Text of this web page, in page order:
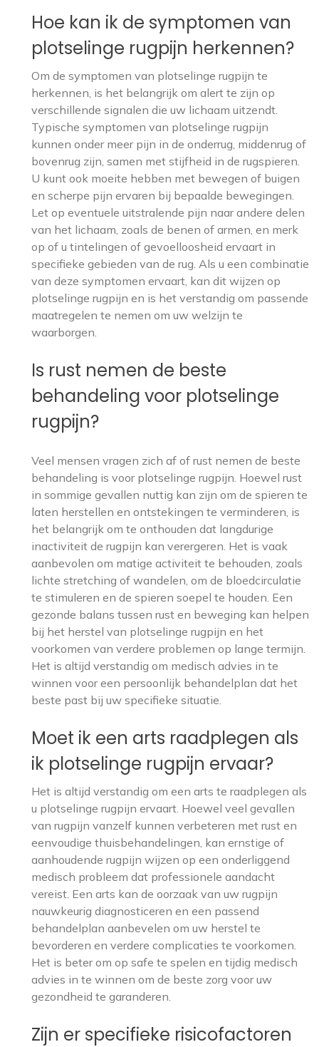
Hoe kan ik de symptomen van
plotselinge rugpijn herkennen?
Om de symptomen van plotselinge rugpijn te
herkennen, is het belangrijk om alert te zijn op
verschillende signalen die uw lichaam uitzendt.
Typische symptomen van plotselinge rugpijn
kunnen onder meer pijn in de onderrug, middenrug of
bovenrug zijn, samen met stijfheid in de rugspieren.
U kunt ook moeite hebben met bewegen of buigen
en scherpe pijn ervaren bij bepaalde bewegingen.
Let op eventuele uitstralende pijn naar andere delen
van het lichaam, zoals de benen of armen, en merk
op of u tintelingen of gevoelloosheid ervaart in
specifieke gebieden van de rug. Als u een combinatie
van deze symptomen ervaart, kan dit wijzen op
plotselinge rugpijn en is het verstandig om passende
maatregelen te nemen om uw welzijn te
waarborgen.
Is rust nemen de beste
behandeling voor plotselinge
rugpijn?
Veel mensen vragen zich af of rust nemen de beste
behandeling is voor plotselinge rugpijn. Hoewel rust
in sommige gevallen nuttig kan zijn om de spieren te
laten herstellen en ontstekingen te verminderen, is
het belangrijk om te onthouden dat langdurige
inactiviteit de rugpijn kan verergeren. Het is vaak
aanbevolen om matige activiteit te behouden, zoals
lichte stretching of wandelen, om de bloedcirculatie
te stimuleren en de spieren soepel te houden. Een
gezonde balans tussen rust en beweging kan helpen
bij het herstel van plotselinge rugpijn en het
voorkomen van verdere problemen op lange termijn.
Het is altijd verstandig om medisch advies in te
winnen voor een persoonlijk behandelplan dat het
beste past bij uw specifieke situatie.
Moet ik een arts raadplegen als
ik plotselinge rugpijn ervaar?
Het is altijd verstandig om een arts te raadplegen als
u plotselinge rugpijn ervaart. Hoewel veel gevallen
van rugpijn vanzelf kunnen verbeteren met rust en
eenvoudige thuisbehandelingen, kan ernstige of
aanhoudende rugpijn wijzen op een onderliggend
medisch probleem dat professionele aandacht
vereist. Een arts kan de oorzaak van uw rugpijn
nauwkeurig diagnosticeren en een passend
behandelplan aanbevelen om uw herstel te
bevorderen en verdere complicaties te voorkomen.
Het is beter om op safe te spelen en tijdig medisch
advies in te winnen om de beste zorg voor uw
gezondheid te garanderen.
Zijn er specifieke risicofactoren